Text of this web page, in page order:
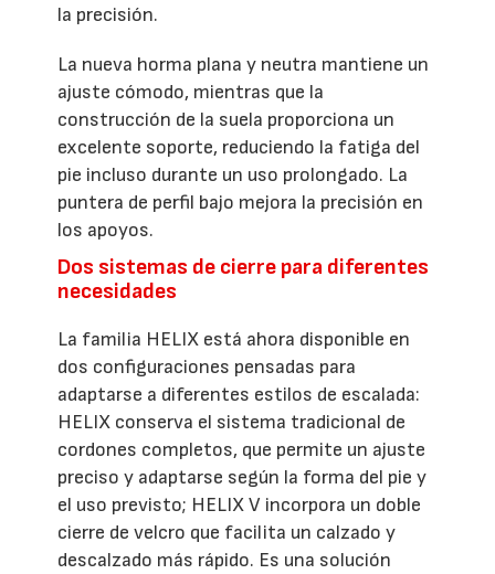
la precisión.
La nueva horma plana y neutra mantiene un
ajuste cómodo, mientras que la
construcción de la suela proporciona un
excelente soporte, reduciendo la fatiga del
pie incluso durante un uso prolongado. La
puntera de perfil bajo mejora la precisión en
los apoyos.
Dos sistemas de cierre para diferentes
necesidades
La familia HELIX está ahora disponible en
dos configuraciones pensadas para
adaptarse a diferentes estilos de escalada:
HELIX conserva el sistema tradicional de
cordones completos, que permite un ajuste
preciso y adaptarse según la forma del pie y
el uso previsto; HELIX V incorpora un doble
cierre de velcro que facilita un calzado y
descalzado más rápido. Es una solución